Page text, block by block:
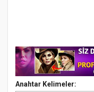
Anahtar Kelimeler: